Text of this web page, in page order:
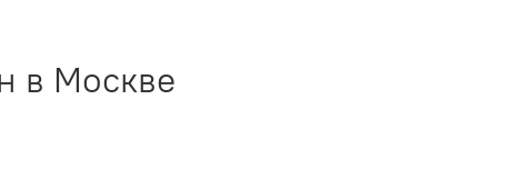
в Москве